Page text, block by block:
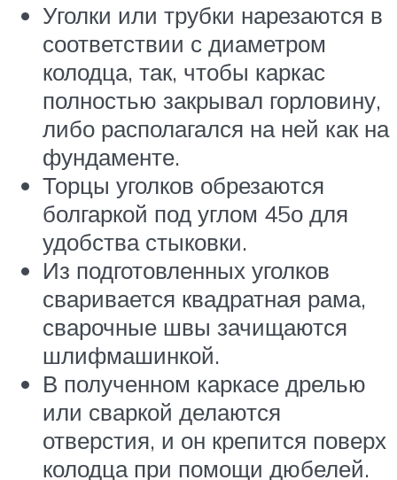
Уголки или трубки нарезаются в
соответствии с диаметром
колодца, так, чтобы каркас
полностью закрывал горловину,
либо располагался на ней как на
фундаменте.
Торцы уголков обрезаются
болгаркой под углом 45о для
удобства стыковки.
Из подготовленных уголков
сваривается квадратная рама,
сварочные швы зачищаются
шлифмашинкой.
В полученном каркасе дрелью
или сваркой делаются
отверстия, и он крепится поверх
колодца при помощи дюбелей.